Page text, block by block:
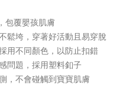
包覆嬰孩肌膚
鬆垮，穿著好活動且易穿脫
用不同顏色，以防止扣錯
問題，採用塑料釦子
，不會碰觸到寶寶肌膚